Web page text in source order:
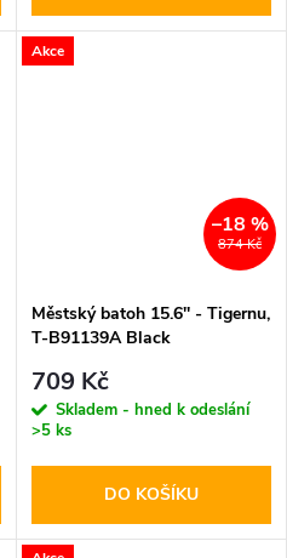
Akce
874 Kč
–18 %
Městský batoh 15.6'' - Tigernu,
T-B91139A Black
709 Kč
Skladem - hned k odeslání
>5 ks
DO KOŠÍKU